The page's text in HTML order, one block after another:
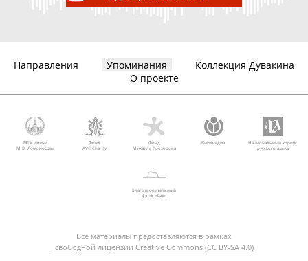
Направления Упоминания
Коллекция Дувакина
О проекте
МГУ имени
М.В. Ломоносова
Фонд
AVC Charity
Фонд
Михаила Прохорова
Викимедиа
Национальный корпус
русского языка
Благотворительный
фонд «Дар»
Все материалы предоставляются в рамках
свободной лицензии Creative Commons (CC BY-SA 4.0)